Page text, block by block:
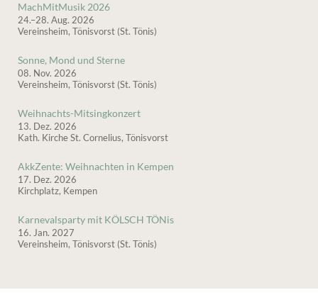
MachMitMusik 2026
24.–28. Aug. 2026
Vereinsheim, Tönisvorst (St. Tönis)
Sonne, Mond und Sterne
08. Nov. 2026
Vereinsheim, Tönisvorst (St. Tönis)
Weihnachts-Mitsingkonzert
13. Dez. 2026
Kath. Kirche St. Cornelius, Tönisvorst
AkkZente: Weihnachten in Kempen
17. Dez. 2026
Kirchplatz, Kempen
Karnevalsparty mit KÖLSCH TÖNis
16. Jan. 2027
Vereinsheim, Tönisvorst (St. Tönis)